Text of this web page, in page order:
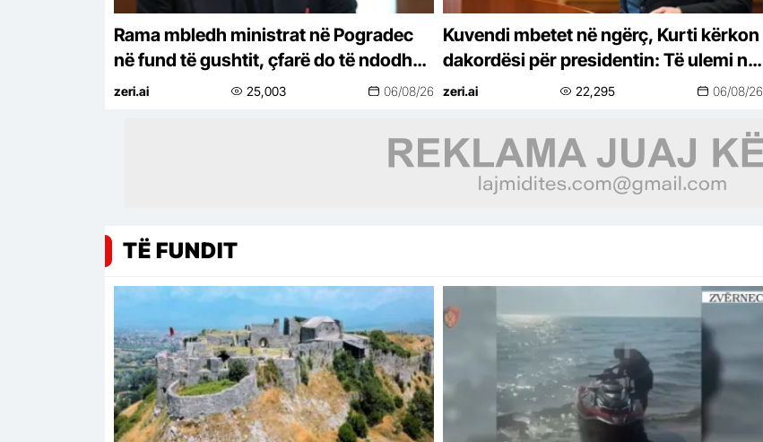
Rama mbledh ministrat në Pogradec
në fund të gushtit, çfarë do të ndodhë
para sezonit të ri politik
zeri.ai 25,003 06/08/26
Kuvendi mbetet në ngërç, Kurti kërkon
dakordësi për presidentin: Të ulemi në
tryezën e bisedimeve
zeri.ai 22,295 06/08/26
TË FUNDIT